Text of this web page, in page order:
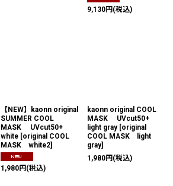
9,130円 (税込)
【NEW】kaonn original
SUMMER COOL
MASK UVcut50+
white [original COOL
MASK white2]
1,980円 (税込)
kaonn original COOL
MASK UVcut50+
light gray [original
COOL MASK light
gray]
1,980円 (税込)